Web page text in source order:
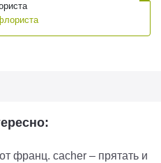
франц. cacher – прятать и